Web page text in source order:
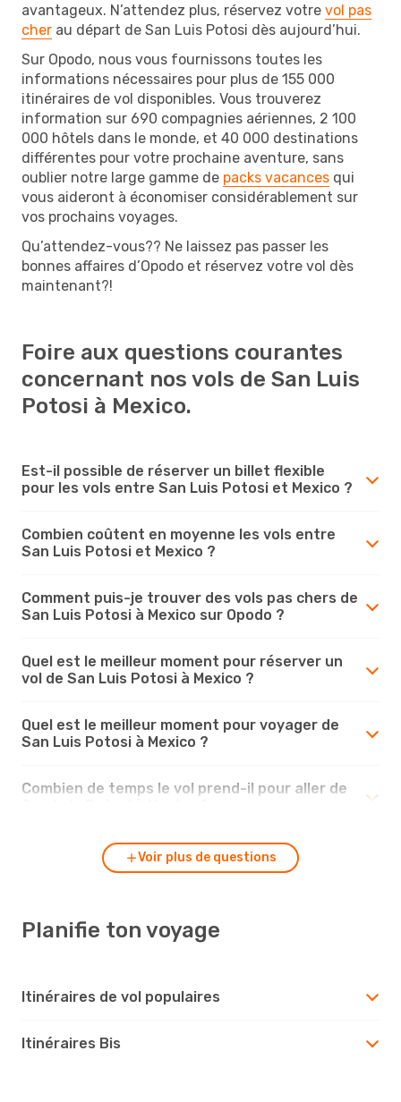
avantageux. N’attendez plus, réservez votre vol pas
cher au départ de San Luis Potosi dès aujourd’hui.
Sur Opodo, nous vous fournissons toutes les
informations nécessaires pour plus de 155 000
itinéraires de vol disponibles. Vous trouverez
information sur 690 compagnies aériennes, 2 100
000 hôtels dans le monde, et 40 000 destinations
différentes pour votre prochaine aventure, sans
oublier notre large gamme de packs vacances qui
vous aideront à économiser considérablement sur
vos prochains voyages.
Qu’attendez-vous?? Ne laissez pas passer les
bonnes affaires d’Opodo et réservez votre vol dès
maintenant?!
Foire aux questions courantes
concernant nos vols de San Luis
Potosi à Mexico.
Est-il possible de réserver un billet flexible
pour les vols entre San Luis Potosi et Mexico ?
Combien coûtent en moyenne les vols entre
San Luis Potosi et Mexico ?
Comment puis-je trouver des vols pas chers de
San Luis Potosi à Mexico sur Opodo ?
Quel est le meilleur moment pour réserver un
vol de San Luis Potosi à Mexico ?
Quel est le meilleur moment pour voyager de
San Luis Potosi à Mexico ?
Combien de temps le vol prend-il pour aller de
Voir plus de questions
Planifie ton voyage
Itinéraires de vol populaires
Itinéraires Bis